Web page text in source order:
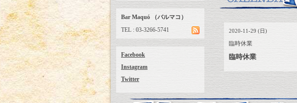
2020-11-29 (日)
臨時休業
臨時休業
Bar Maquó （バルマコ）
TEL : 03-3266-5741
Facebook
Instagram
Twitter